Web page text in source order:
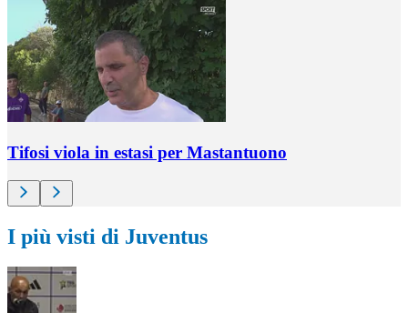
Tifosi viola in estasi per Mastantuono
I più visti di Juventus